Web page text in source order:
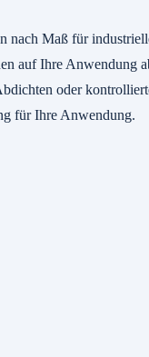
nach Maß für
auf Ihre Anwendung
oder
für Ihre Anwendung.